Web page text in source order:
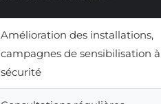
Amélioration des installations,
campagnes de sensibilisation
sécurité